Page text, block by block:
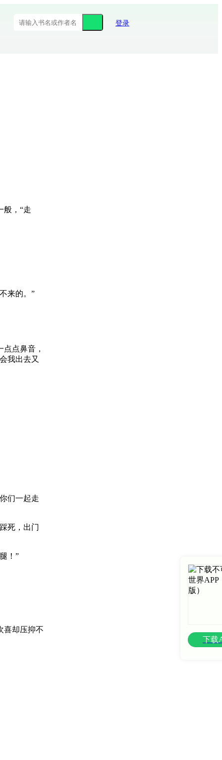
登录
般，“走
来的。”
点鼻音，
我出去又
们一起走
死，出门
！”
喜却压抑不
下载